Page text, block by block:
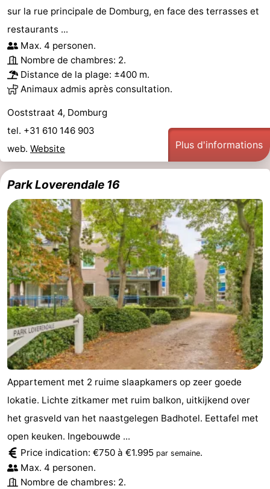
sur la rue principale de Domburg, en face des terrasses et
restaurants ...
Max. 4 personen.
Nombre de chambres: 2.
Distance de la plage: ±400 m.
Animaux admis après consultation.
Ooststraat 4, Domburg
tel. +31 610 146 903
web. Website Plus d'informations
Park Loverendale 16
Appartement met 2 ruime slaapkamers op zeer goede
lokatie. Lichte zitkamer met ruim balkon, uitkijkend over
het grasveld van het naastgelegen Badhotel. Eettafel met
open keuken. Ingebouwde ...
Price indication: €750 à €1.995 par semaine.
Max. 4 personen.
Nombre de chambres: 2.